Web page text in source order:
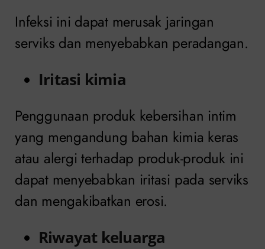
Infeksi ini dapat merusak jaringan
serviks dan menyebabkan peradangan.
Iritasi kimia
Penggunaan produk kebersihan intim
yang mengandung bahan kimia keras
atau alergi terhadap produk-produk ini
dapat menyebabkan iritasi pada serviks
dan mengakibatkan erosi.
Riwayat keluarga